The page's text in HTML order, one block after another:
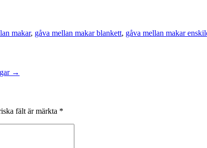
makar, gåva mellan makar blankett, gåva mellan makar
→
fält är märkta *